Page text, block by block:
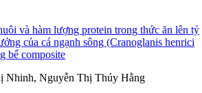
và hàm lượng protein trong thức ăn lên tỷ
của cá ngạnh sông (Cranoglanis henrici
bể composite
Nhinh, Nguyễn Thị Thúy Hằng